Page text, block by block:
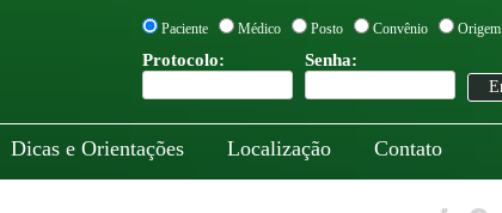
Paciente Médico Posto Convênio Origem
Protocolo: Senha:
Dicas e Orientações Localização Contato